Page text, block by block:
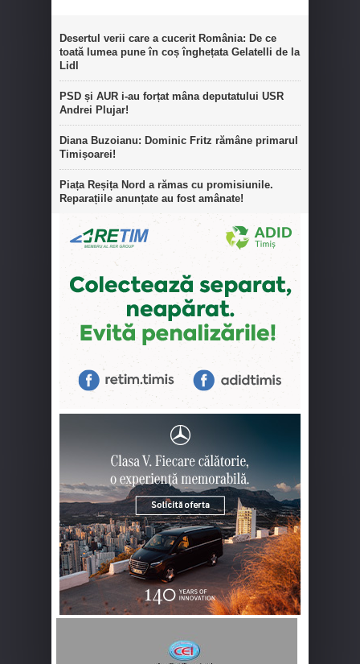
Desertul verii care a cucerit România: De ce
toată lumea pune în coș înghețata Gelatelli de la
Lidl
PSD și AUR i-au forțat mâna deputatului USR
Andrei Plujar!
Diana Buzoianu: Dominic Fritz rămâne primarul
Timișoarei!
Piața Reșița Nord a rămas cu promisiunile.
Reparațiile anunțate au fost amânate!